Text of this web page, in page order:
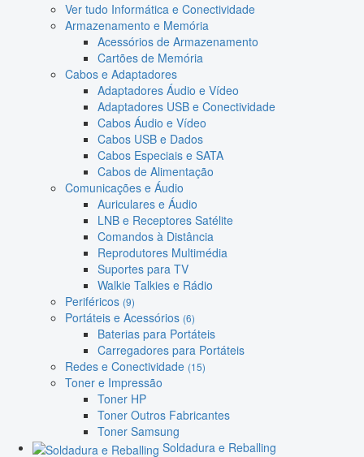
Ver tudo Informática e Conectividade
Armazenamento e Memória
Acessórios de Armazenamento
Cartões de Memória
Cabos e Adaptadores
Adaptadores Áudio e Vídeo
Adaptadores USB e Conectividade
Cabos Áudio e Vídeo
Cabos USB e Dados
Cabos Especiais e SATA
Cabos de Alimentação
Comunicações e Áudio
Auriculares e Áudio
LNB e Receptores Satélite
Comandos à Distância
Reprodutores Multimédia
Suportes para TV
Walkie Talkies e Rádio
Periféricos (9)
Portáteis e Acessórios (6)
Baterias para Portáteis
Carregadores para Portáteis
Redes e Conectividade (15)
Toner e Impressão
Toner HP
Toner Outros Fabricantes
Toner Samsung
Soldadura e Reballing